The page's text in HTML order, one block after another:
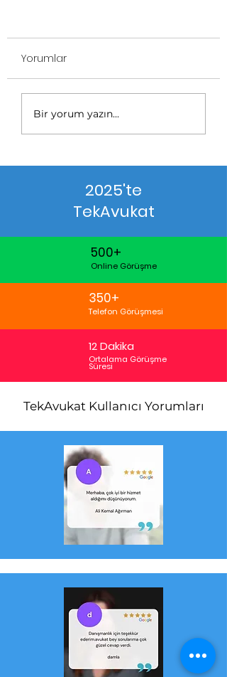
Yorumlar
Bir yorum yazın...
2025'te
TekAvukat
500+
Online Görüşme
350+
Telefon Görüşmesi
12 Dakika
Ortalama Görüşme
Süresi
TekAvukat Kullanıcı Yorumları